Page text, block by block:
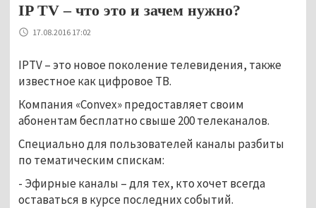
IP TV – что это и зачем нужно?
17.08.2016 17:02
IPTV – это новое поколение телевидения, также
известное как цифровое ТВ.
Компания «Convex» предоставляет своим
абонентам бесплатно свыше 200 телеканалов.
Специально для пользователей каналы разбиты
по тематическим спискам:
- Эфирные каналы – для тех, кто хочет всегда
оставаться в курсе последних событий.